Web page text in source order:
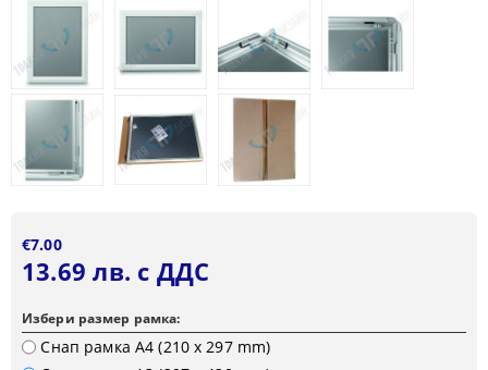
€7.00
13.69 лв. с ДДС
Избери размер рамка:
Снап рамка А4 (210 х 297 mm)